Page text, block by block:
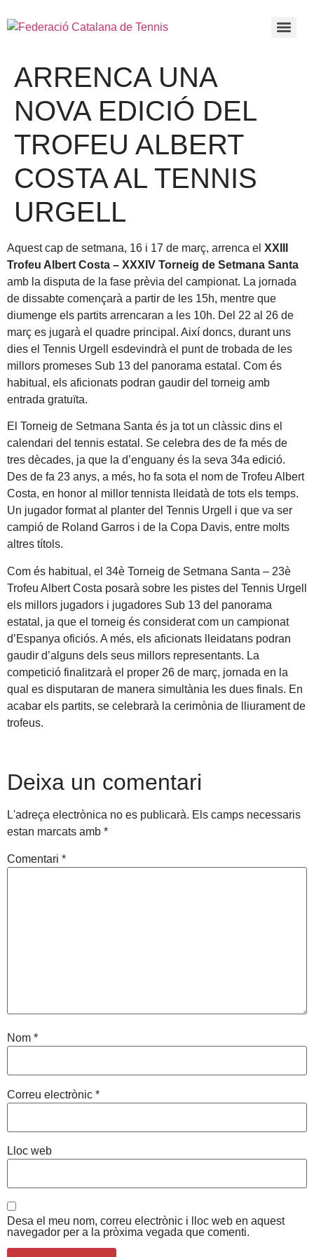
ARRENCA UNA
NOVA EDICIÓ DEL
TROFEU ALBERT
COSTA AL TENNIS
URGELL
Aquest cap de setmana, 16 i 17 de març, arrenca el XXIII
Trofeu Albert Costa – XXXIV Torneig de Setmana Santa
amb la disputa de la fase prèvia del campionat. La jornada
de dissabte començarà a partir de les 15h, mentre que
diumenge els partits arrencaran a les 10h. Del 22 al 26 de
març es jugarà el quadre principal. Així doncs, durant uns
dies el Tennis Urgell esdevindrà el punt de trobada de les
millors promeses Sub 13 del panorama estatal. Com és
habitual, els aficionats podran gaudir del torneig amb
entrada gratuïta.
El Torneig de Setmana Santa és ja tot un clàssic dins el
calendari del tennis estatal. Se celebra des de fa més de
tres dècades, ja que la d’enguany és la seva 34a edició.
Des de fa 23 anys, a més, ho fa sota el nom de Trofeu Albert
Costa, en honor al millor tennista lleidatà de tots els temps.
Un jugador format al planter del Tennis Urgell i que va ser
campió de Roland Garros i de la Copa Davis, entre molts
altres títols.
Com és habitual, el 34è Torneig de Setmana Santa – 23è
Trofeu Albert Costa posarà sobre les pistes del Tennis Urgell
els millors jugadors i jugadores Sub 13 del panorama
estatal, ja que el torneig és considerat com un campionat
d’Espanya oficiós. A més, els aficionats lleidatans podran
gaudir d’alguns dels seus millors representants. La
competició finalitzarà el proper 26 de març, jornada en la
qual es disputaran de manera simultània les dues finals. En
acabar els partits, se celebrarà la cerimònia de lliurament de
trofeus.
Deixa un comentari
L'adreça electrònica no es publicarà. Els camps necessaris
estan marcats amb *
Comentari *
Nom *
Correu electrònic *
Lloc web
Desa el meu nom, correu electrònic i lloc web en aquest
navegador per a la pròxima vegada que comenti.